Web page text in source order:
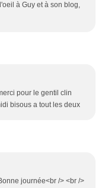
à Guy et à son blog,
pour le gentil clin
bisous a tout les deux
journée<br /> <br />